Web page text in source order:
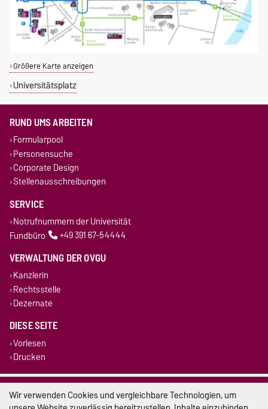
Größere Karte anzeigen
Universitätsplatz
RUND UMS ARBEITEN
Formularpool
Personensuche
Corporate Design
Stellenausschreibungen
SERVICE
Notrufnummern der Universität
Fundbüro
+49 391 67-54444
VERWALTUNG DER OVGU
Kanzlerin
Rechtsstelle
Dezernate
DIESE SEITE
Vorlesen
Drucken
Impressum
Wir verwenden Cookies und vergleichbare Technologien, um